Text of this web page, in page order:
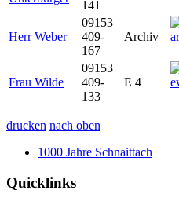
141
Herr Weber
09153
409-
167
Archiv
Frau Wilde
09153
409-
133
E 4
drucken nach oben
1000 Jahre Schnaittach
Quicklinks